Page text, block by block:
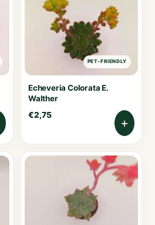
PET-FRIENDLY
Echeveria Colorata E.
Walther
€2,75
+